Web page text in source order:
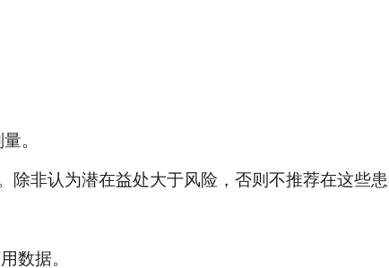
。
非认为潜在益处大于风险，否则不推荐在这些患
数据。